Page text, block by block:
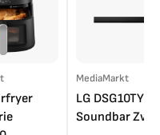
MediaMarkt
LG DSG10TY
Soundbar